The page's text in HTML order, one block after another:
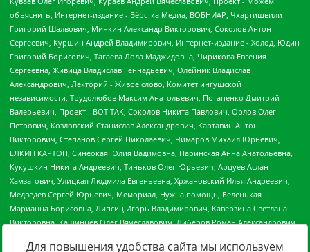
Для повышения удобства сайта мы используем